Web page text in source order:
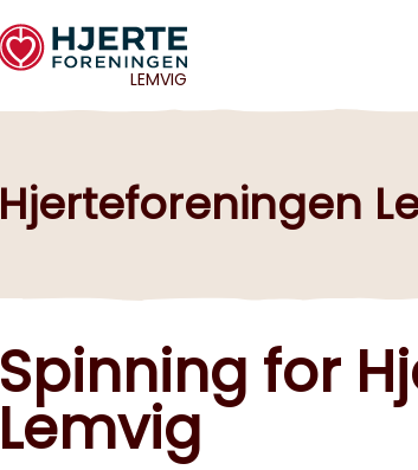
LEMVIG
Hjerteforeningen
Spinning for
Lemvig